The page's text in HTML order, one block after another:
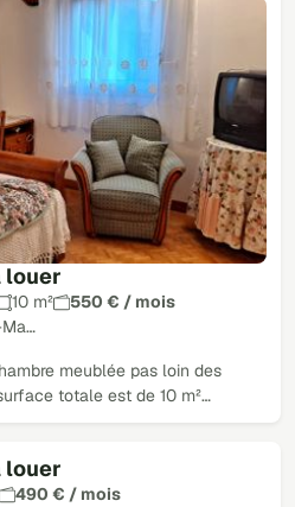
louer
10 m²
550 € / mois
meublée pas loin des
totale est de 10 m²…
louer
490 € / mois